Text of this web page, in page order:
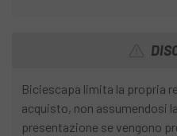
Biciescapa limita la propria
acquisto, non assumendosi
presentazione se vengono